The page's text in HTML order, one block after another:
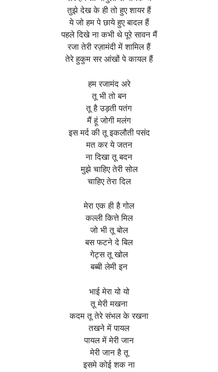
तुझे देख के ही तो हुए शायर हैं
ये जो हम पे छाये हुए बादल हैं
पहले दिखे ना कभी थे पूरे सावन मैं
रजा तेरी रज़ामंदी में शामिल हैं
तेरे हुकुम सर आंखों पे कायल हैं
हम रजामंद अरे
तू भी तो बन
तू है उड़ती पतंग
मैं हूं जोगी मलंग
इस मर्द की तू इकलौती पसंद
मत कर ये जतन
ना दिखा तू बदन
मुझे चाहिए तेरी सोल
चाहिए तेरा दिल
मेरा एक ही है गोल
कल्ली कित्ते मिल
जो भी तू बोल
बस फटने दे बिल
गेट्स तू खोल
बब्बी लेमी इन
भाई मेरा यो यो
तू मेरी मखना
कदम तू तेरे संभल के रखना
तखने में पायल
पायल में मेरी जान
मेरी जान है तू
इसमे कोई शक ना